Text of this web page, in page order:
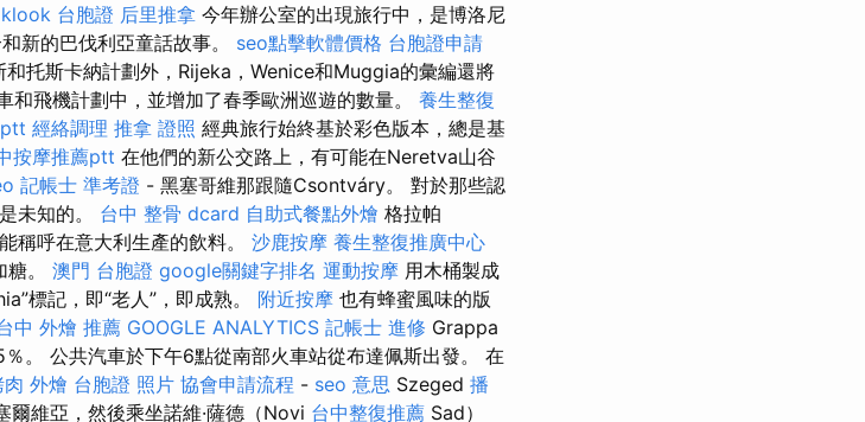
klook 台胞證 后里推拿 今年辦公室的出現旅行中，是博洛尼
新的巴伐利亞童話故事。 seo點擊軟體價格 台胞證申請
和托斯卡納計劃外，Rijeka，Wenice和Muggia的彙編還將
飛機計劃中，並增加了春季歐洲巡遊的數量。 養生整復
經絡調理 推拿 證照 經典旅行始終基於彩色版本，總是基
按摩推薦ptt 在他們的新公交路上，有可能在Neretva山谷
記帳士 準考證 - 黑塞哥維那跟隨Csontváry。 對於那些認
未知的。 台中 整骨 dcard 自助式餐點外燴 格拉帕
稱呼在意大利生產的飲料。 沙鹿按摩 養生整復推廣中心
。 澳門 台胞證 google關鍵字排名 運動按摩 用木桶製成
標記，即“老人”，即成熟。 附近按摩 也有蜂蜜風味的版
中 外燴 推薦 GOOGLE ANALYTICS 記帳士 進修 Grappa
。 公共汽車於下午6點從南部火車站從布達佩斯出發。 在
肉 外燴 台胞證 照片 協會申請流程 - seo 意思 Szeged 播
爾維亞，然後乘坐諾維·薩德（Novi 台中整復推薦 Sad）